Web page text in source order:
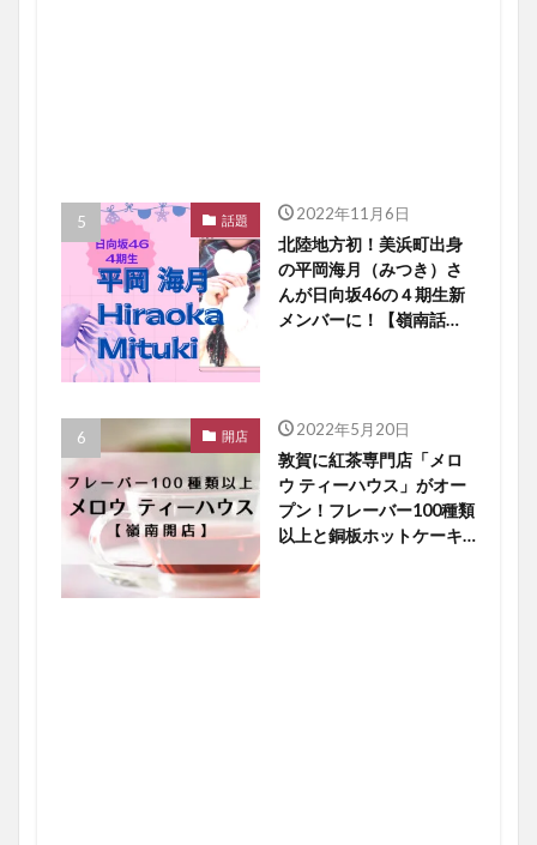
話題 2022年11月6日
北陸地方初！美浜町出身
の平岡海月（みつき）さ
んが日向坂46の４期生新
メンバーに！【嶺南話
開店 2022年5月20日
敦賀に紅茶専門店「メロ
ウ ティーハウス」がオー
プン！フレーバー100種類
以上と銅板ホットケーキ